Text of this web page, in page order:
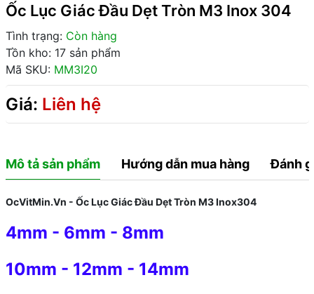
Ốc Lục Giác Đầu Dẹt Tròn M3 Inox 304
Tình trạng: Còn hàng
Tồn kho: 17 sản phẩm
Mã SKU: MM3I20
Giá: Liên hệ
Mô tả sản phẩm Hướng dẫn mua hàng Đánh
OcVitMin.Vn - Ốc Lục Giác Đầu Dẹt Tròn M3 Inox304
4mm - 6mm - 8mm
10mm - 12mm - 14mm